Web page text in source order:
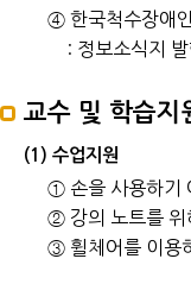
④ 한국척수장애
: 정보소식지 발
교수 및 학습지
(1) 수업지원
① 손을 사용하기
② 강의 노트를 위
③ 휠체어를 이용